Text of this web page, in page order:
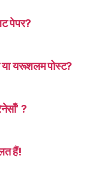
पेपर?
यरूशलम पोस्ट?
?
हैं!